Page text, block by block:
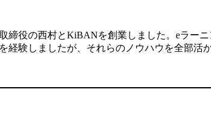
締役の西村とKiBANを創業しました。eラー
験しましたが、それらのノウハウを全部活